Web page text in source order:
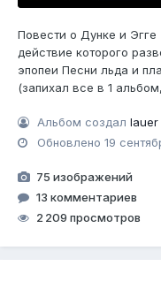
Повести о Дунке и Эгге
действие которого
эпопеи Песни льда и
(запихал все в 1
Альбом создалlauer
Обновлено19
75 изображений
13 комментариев
2 209 просмотров